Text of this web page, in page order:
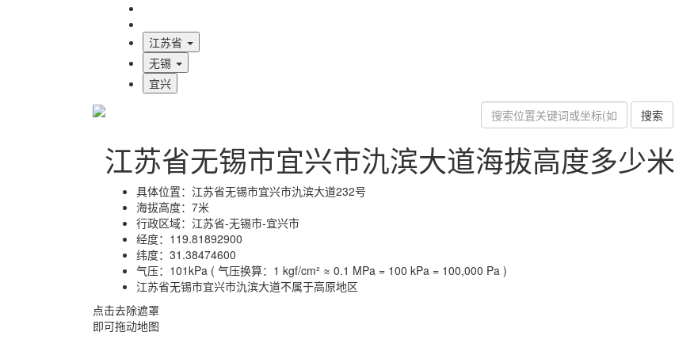
江苏省
无锡
宜兴
搜索
江苏省无锡市宜兴市氿滨大道海拔高度多少米
具体位置： 江苏省无锡市宜兴市氿滨大道232号
海拔高度： 7米
行政区域： 江苏省-无锡市-宜兴市
经度： 119.81892900
纬度： 31.38474600
气压： 101kPa ( 气压换算：1 kgf/cm² ≈ 0.1 MPa = 100 kPa = 100,000 Pa )
江苏省无锡市宜兴市氿滨大道不属于高原地区
点击去除遮罩
即可拖动地图